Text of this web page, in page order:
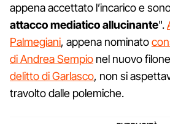
appena accettato l’incarico e
attacco mediatico allucinante".
Palmegiani, appena nominato
di Andrea Sempio nel nuovo
delitto di Garlasco, non si
travolto dalle polemiche.